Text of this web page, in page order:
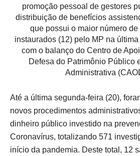
promoção pessoal de gestores
distribuição de benefícios
que possui o maior número
instaurados (12) pelo MP na
com o balanço do Centro de
Defesa do Patrimônio Público
Administrativa
Até a última segunda-feira (20),
novos procedimentos
dinheiro público investido na
Coronavírus, totalizando 571
início da pandemia. Deste total, 12